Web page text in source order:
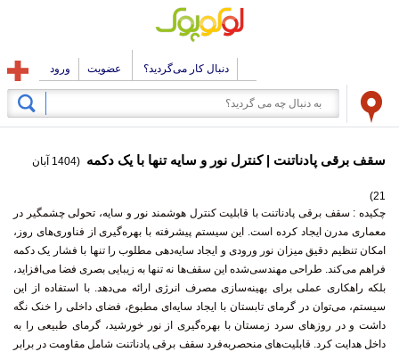
دنبال کار می‌گردید؟ عضویت ورود
سقف برقی پادناتنت | کنترل نور و سایه تنها با یک دکمه (1404 آبان
21)
چکیده : سقف برقی پادناتنت با قابلیت کنترل هوشمند نور و سایه، تحولی چشمگیر در
معماری مدرن ایجاد کرده است. این سیستم پیشرفته با بهره‌گیری از فناوری‌های روز،
امکان تنظیم دقیق میزان نور ورودی و ایجاد سایه‌دهی مطلوب را تنها با فشار یک دکمه
فراهم می‌کند. طراحی مهندسی‌شده این سقف‌ها نه تنها به زیبایی بصری فضا می‌افزاید،
بلکه راهکاری عملی برای بهینه‌سازی مصرف انرژی ارائه می‌دهد. با استفاده از این
سیستم، می‌توان در گرمای تابستان با ایجاد سایه‌ای مطبوع، فضای داخلی را خنک نگه
داشت و در روزهای سرد زمستان با بهره‌گیری از نور خورشید، گرمای طبیعی را به
داخل هدایت کرد. قابلیت‌های منحصربه‌فرد سقف برقی پادناتنت شامل مقاومت در برابر
شرایط جوی متنوع، عمر طولانی و نیاز به حداقل نگهداری است که آن را به گزینه‌ای